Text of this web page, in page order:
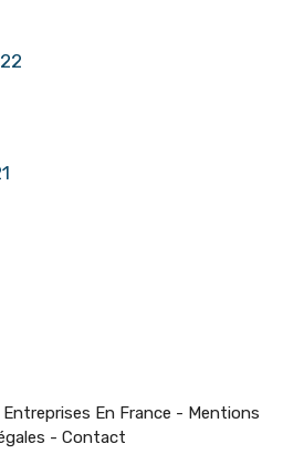
En France - Mentions
- Contact